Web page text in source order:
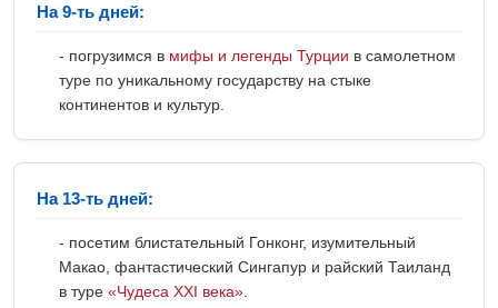
На 9-ть дней:
- погрузимся в мифы и легенды Турции в самолетном
туре по уникальному государству на стыке
континентов и культур.
На 13-ть дней:
- посетим блистательный Гонконг, изумительный
Макао, фантастический Сингапур и райский Таиланд
в туре «Чудеса ХХI века»